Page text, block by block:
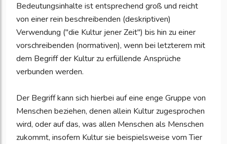
Bedeutungsinhalte ist entsprechend groß und reicht
von einer rein beschreibenden (deskriptiven)
Verwendung ("die Kultur jener Zeit") bis hin zu einer
vorschreibenden (normativen), wenn bei letzterem mit
dem Begriff der Kultur zu erfüllende Ansprüche
verbunden werden.
Der Begriff kann sich hierbei auf eine enge Gruppe von
Menschen beziehen, denen allein Kultur zugesprochen
wird, oder auf das, was allen Menschen als Menschen
zukommt, insofern Kultur sie beispielsweise vom Tier